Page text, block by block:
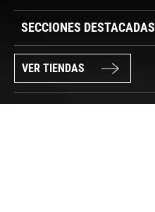
SECCIONES DESTACADAS
VER TIENDAS